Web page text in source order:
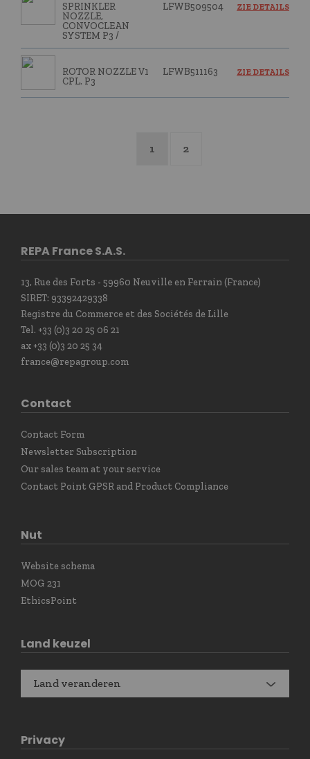
SPRINKLER
NOZZLE,
CONVOCLEAN
SYSTEM P3 /
LFWB509504 ZIE DETAILS
ROTOR NOZZLE V1
CPL. P3
LFWB511163 ZIE DETAILS
1 2
REPA France S.A.S.
13, Rue des Forts - 59960 Neuville en Ferrain (France)
SIRET: 93392429338
Registre du Commerce et des Sociétés de Lille
Tel. +33 (0)3 20 25 06 21
ax +33 (0)3 20 25 34
france@repagroup.com
Contact
Contact Form
Newsletter Subscription
Our sales team at your service
Contact Point GPSR and Product Compliance
Nut
Website schema
MOG 231
EthicsPoint
Land keuzel
Land veranderen
Privacy